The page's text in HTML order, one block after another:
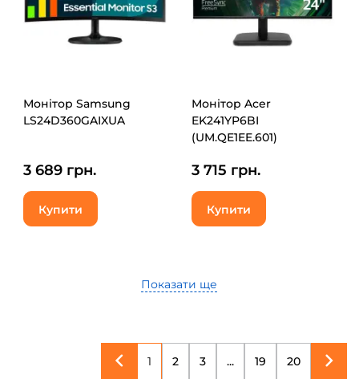
Монітор Samsung
LS24D360GAIXUA
3 689 грн.
Купити
Монітор Acer
EK241YP6BI
(UM.QE1EE.601)
3 715 грн.
Купити
Показати ще
1 2 3 ... 19 20